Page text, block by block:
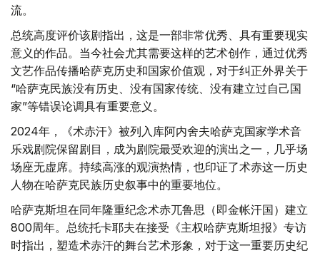
流。
总统高度评价该剧指出，这是一部非常优秀、具有重要现实
意义的作品。当今社会尤其需要这样的艺术创作，通过优秀
文艺作品传播哈萨克历史和国家价值观，对于纠正外界关于
“哈萨克民族没有历史、没有国家传统、没有建立过自己国
家”等错误论调具有重要意义。
2024年，《术赤汗》被列入库阿内舍夫哈萨克国家学术音
乐戏剧院保留剧目，成为剧院最受欢迎的演出之一，几乎场
场座无虚席。持续高涨的观演热情，也印证了术赤这一历史
人物在哈萨克民族历史叙事中的重要地位。
哈萨克斯坦在同年隆重纪念术赤兀鲁思（即金帐汗国）建立
800周年。总统托卡耶夫在接受《主权哈萨克斯坦报》专访
时指出，塑造术赤汗的舞台艺术形象，对于这一重要历史纪